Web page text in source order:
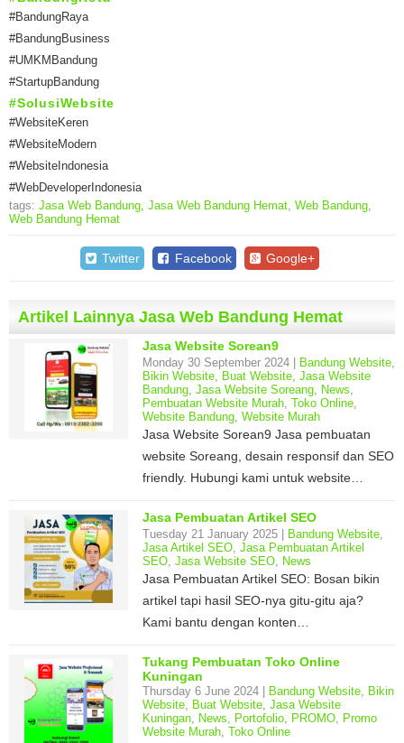
#BandungRaya
#BandungBusiness
#UMKMBandung
#StartupBandung
#SolusiWebsite
#WebsiteKeren
#WebsiteModern
#WebsiteIndonesia
#WebDeveloperIndonesia
tags: Jasa Web Bandung, Jasa Web Bandung Hemat, Web Bandung,
Web Bandung Hemat
Twitter Facebook Google+
Artikel Lainnya Jasa Web Bandung Hemat
Jasa Website Sorean9
Monday 30 September 2024 | Bandung Website,
Bikin Website, Buat Website, Jasa Website
Bandung, Jasa Website Soreang, News,
Pembuatan Website Murah, Toko Online,
Website Bandung, Website Murah
Jasa Website Sorean9 Jasa pembuatan
website Soreang, desain responsif dan SEO
friendly. Hubungi kami untuk website…
Jasa Pembuatan Artikel SEO
Tuesday 21 January 2025 | Bandung Website,
Jasa Artikel SEO, Jasa Pembuatan Artikel
SEO, Jasa Website SEO, News
Jasa Pembuatan Artikel SEO: Bosan bikin
artikel tapi hasil SEO-nya gitu-gitu aja?
Kami bantu dengan konten…
Tukang Pembuatan Toko Online
Kuningan
Thursday 6 June 2024 | Bandung Website, Bikin
Website, Buat Website, Jasa Website
Kuningan, News, Portofolio, PROMO, Promo
Website Murah, Toko Online